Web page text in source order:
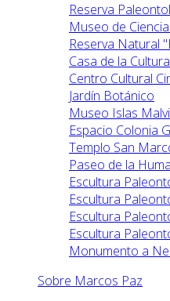
Reserva
Museo de
Reserva Natural
Casa de la Cultura
Centro Cultural
Jardín Botánico
Museo Islas
Espacio Colonia
Templo San
Paseo de la
Escultura
Escultura
Escultura
Escultura
Monumento a
Sobre Marcos Paz